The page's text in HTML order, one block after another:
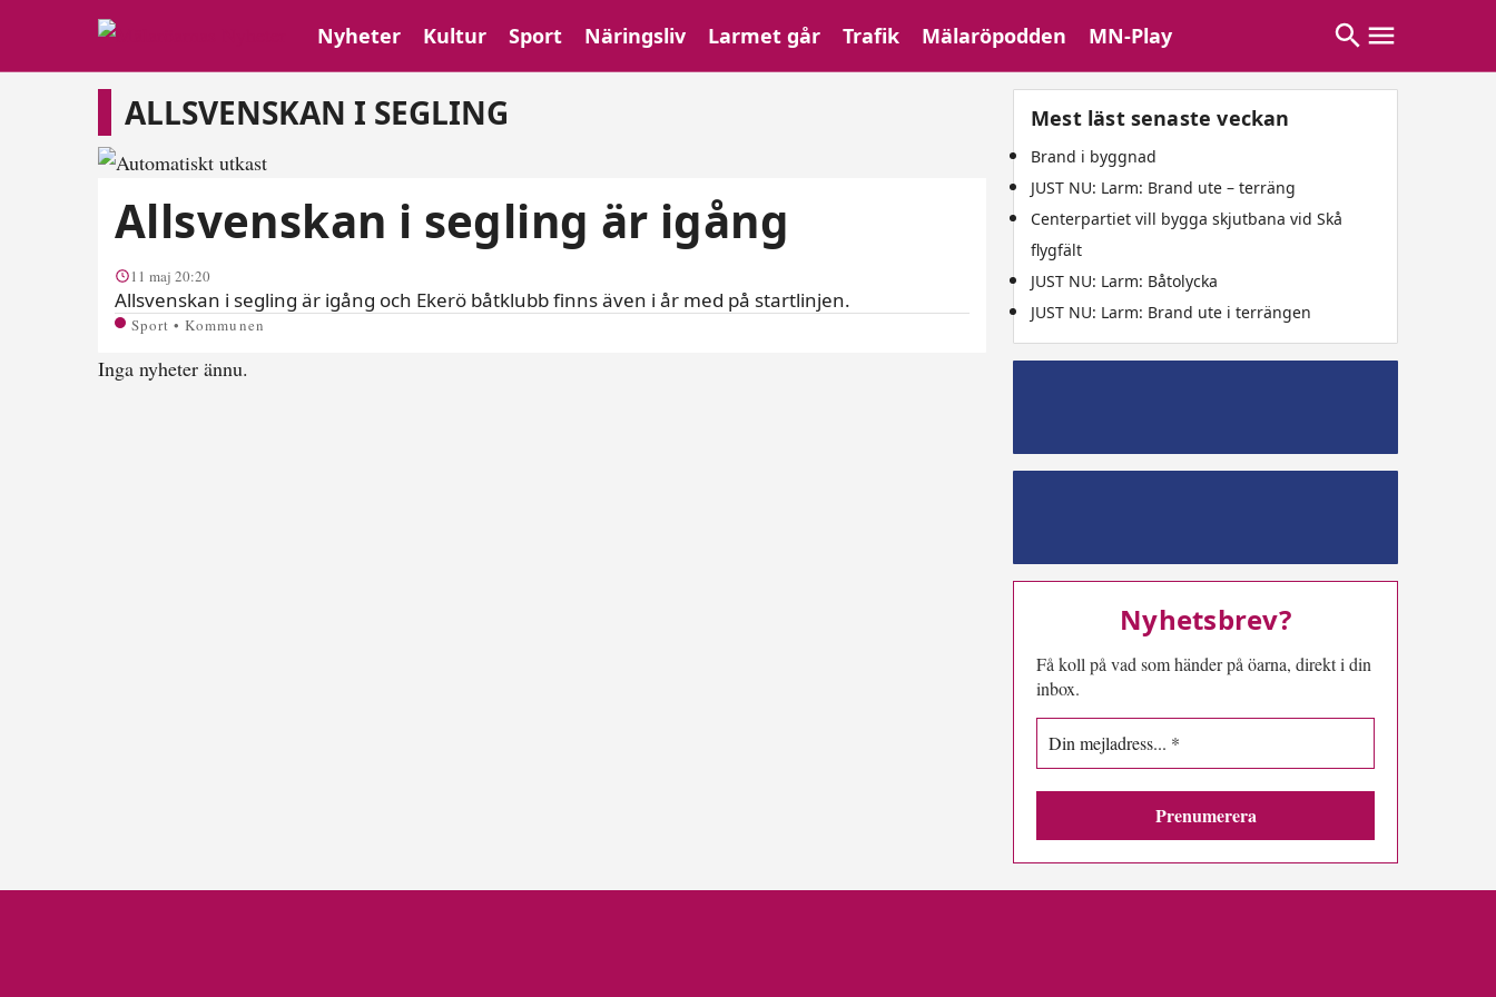
Nyheter Kultur Sport Näringsliv Larmet går Trafik Mälaröpodden MN-Play
Allsvenskan i segling
ALLSVENSKAN I SEGLING
Allsvenskan i segling är igång
11 maj 20:20
Allsvenskan i segling är igång och Ekerö båtklubb finns även i år med på startlinjen.
Sport • Kommunen
Inga nyheter ännu.
Mest läst senaste veckan
Brand i byggnad
JUST NU: Larm: Brand ute – terräng
Centerpartiet vill bygga skjutbana vid Skå
flygfält
JUST NU: Larm: Båtolycka
JUST NU: Larm: Brand ute i terrängen
Nyhetsbrev?
Få koll på vad som händer på öarna, direkt i din
inbox.